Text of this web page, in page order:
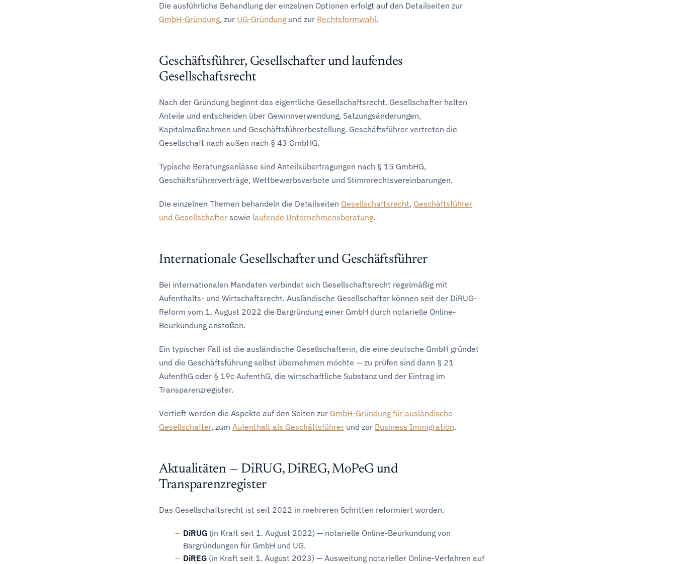
Die ausführliche Behandlung der einzelnen Optionen erfolgt auf den Detailseiten zur
GmbH-Gründung, zur UG-Gründung und zur Rechtsformwahl.
Geschäftsführer, Gesellschafter und laufendes
Gesellschaftsrecht
Nach der Gründung beginnt das eigentliche Gesellschaftsrecht. Gesellschafter halten
Anteile und entscheiden über Gewinnverwendung, Satzungsänderungen,
Kapitalmaßnahmen und Geschäftsführerbestellung. Geschäftsführer vertreten die
Gesellschaft nach außen nach § 43 GmbHG.
Typische Beratungsanlässe sind Anteilsübertragungen nach § 15 GmbHG,
Geschäftsführerverträge, Wettbewerbsverbote und Stimmrechtsvereinbarungen.
Die einzelnen Themen behandeln die Detailseiten Gesellschaftsrecht, Geschäftsführer
und Gesellschafter sowie laufende Unternehmensberatung.
Internationale Gesellschafter und Geschäftsführer
Bei internationalen Mandaten verbindet sich Gesellschaftsrecht regelmäßig mit
Aufenthalts- und Wirtschaftsrecht. Ausländische Gesellschafter können seit der DiRUG-
Reform vom 1. August 2022 die Bargründung einer GmbH durch notarielle Online-
Beurkundung anstoßen.
Ein typischer Fall ist die ausländische Gesellschafterin, die eine deutsche GmbH gründet
und die Geschäftsführung selbst übernehmen möchte — zu prüfen sind dann § 21
AufenthG oder § 19c AufenthG, die wirtschaftliche Substanz und der Eintrag im
Transparenzregister.
Vertieft werden die Aspekte auf den Seiten zur GmbH-Gründung für ausländische
Gesellschafter, zum Aufenthalt als Geschäftsführer und zur Business Immigration.
Aktualitäten — DiRUG, DiREG, MoPeG und
Transparenzregister
Das Gesellschaftsrecht ist seit 2022 in mehreren Schritten reformiert worden.
DiRUG(in Kraft seit 1. August 2022) — notarielle Online-Beurkundung von
Bargründungen für GmbH und UG.
DiREG(in Kraft seit 1. August 2023) — Ausweitung notarieller Online-Verfahren auf